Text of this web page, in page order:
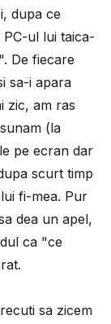
dupa ce
ul lui taica-
De fiecare
sa-i apara
zic, am ras
(la
pe ecran dar
scurt timp
fi-mea. Pur
dea un apel,
ca "ce
sa zicem